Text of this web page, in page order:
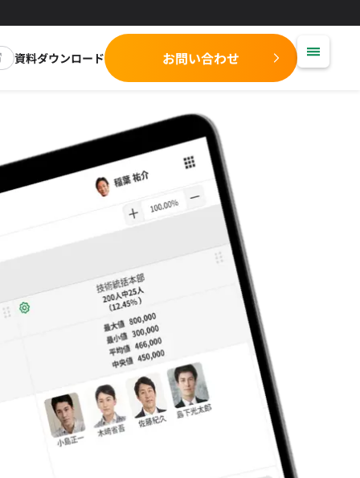
資料ダウンロード お問い合わせ